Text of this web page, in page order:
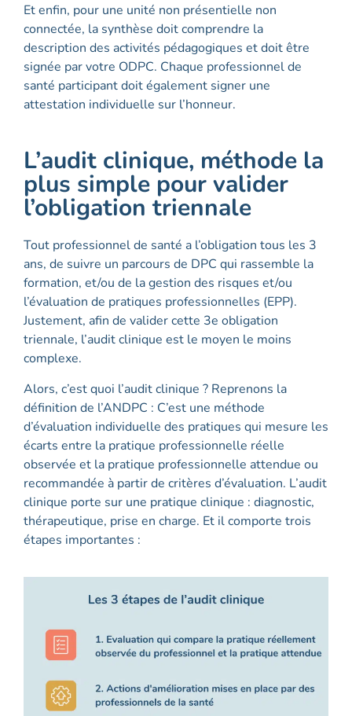
Et enfin, pour une unité non présentielle non
connectée, la synthèse doit comprendre la
description des activités pédagogiques et doit être
signée par votre ODPC. Chaque professionnel de
santé participant doit également signer une
attestation individuelle sur l’honneur.
L’audit clinique, méthode la
plus simple pour valider
l’obligation triennale
Tout professionnel de santé a l’obligation tous les 3
ans, de suivre un parcours de DPC qui rassemble la
formation, et/ou de la gestion des risques et/ou
l’évaluation de pratiques professionnelles (EPP).
Justement, afin de valider cette 3e obligation
triennale, l’audit clinique est le moyen le moins
complexe.
Alors, c’est quoi l’audit clinique ? Reprenons la
définition de l’ANDPC : C’est une méthode
d’évaluation individuelle des pratiques qui mesure les
écarts entre la pratique professionnelle réelle
observée et la pratique professionnelle attendue ou
recommandée à partir de critères d’évaluation. L’audit
clinique porte sur une pratique clinique : diagnostic,
thérapeutique, prise en charge. Et il comporte trois
étapes importantes :